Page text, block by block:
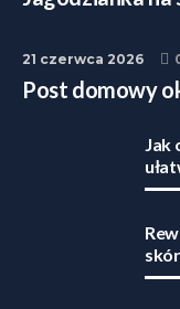
21 czerwca 2026
Post domowy
Jak